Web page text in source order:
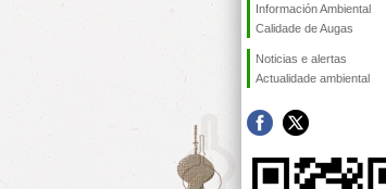
Información Ambiental
Calidade de Augas
Noticias e alertas
Actualidade ambiental